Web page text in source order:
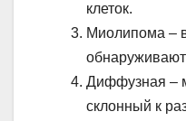
клеток.
Миолипома –
Диффузная –
склонный к